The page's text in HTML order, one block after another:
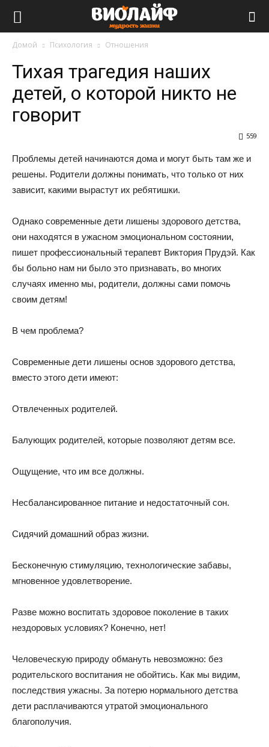
Домой Психология Отношения
Тихая трагедия наших
детей, о которой никто не
говорит
559
Проблемы детей начинаются дома и могут быть там же и
решены. Родители должны понимать, что только от них
зависит, какими вырастут их ребятишки.
Однако современные дети лишены здорового детства,
они находятся в ужасном эмоциональном состоянии,
пишет профессиональный терапевт Виктория Прудэй. Как
бы больно нам ни было это признавать, во многих
случаях именно мы, родители, должны сами помочь
своим детям!
В чем проблема?
Современные дети лишены основ здорового детства,
вместо этого дети имеют:
Отвлеченных родителей.
Балующих родителей, которые позволяют детям все.
Ощущение, что им все должны.
Несбалансированное питание и недостаточный сон.
Сидячий домашний образ жизни.
Бесконечную стимуляцию, технологические забавы,
мгновенное удовлетворение.
Разве можно воспитать здоровое поколение в таких
нездоровых условиях? Конечно, нет!
Человеческую природу обмануть невозможно: без
родительского воспитания не обойтись. Как мы видим,
последствия ужасны. За потерю нормального детства
дети расплачиваются утратой эмоционального
благополучия.